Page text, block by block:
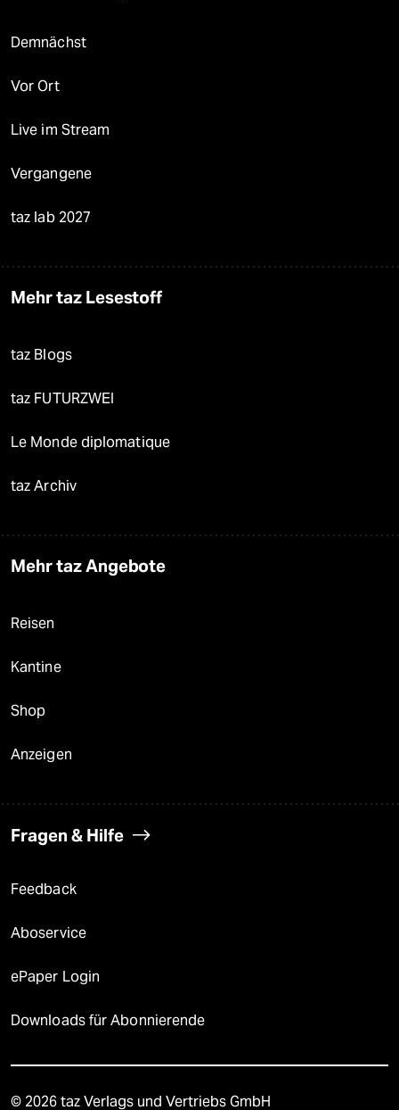
Demnächst
Vor Ort
Live im Stream
Vergangene
taz lab 2027
Mehr taz Lesestoff
taz Blogs
taz FUTURZWEI
Le Monde diplomatique
taz Archiv
Mehr taz Angebote
Reisen
Kantine
Shop
Anzeigen
Fragen & Hilfe
Feedback
Aboservice
ePaper Login
Downloads für Abonnierende
© 2026 taz Verlags und Vertriebs GmbH